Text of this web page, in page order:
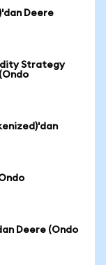
Deere
Strategy
Deere (Ondo